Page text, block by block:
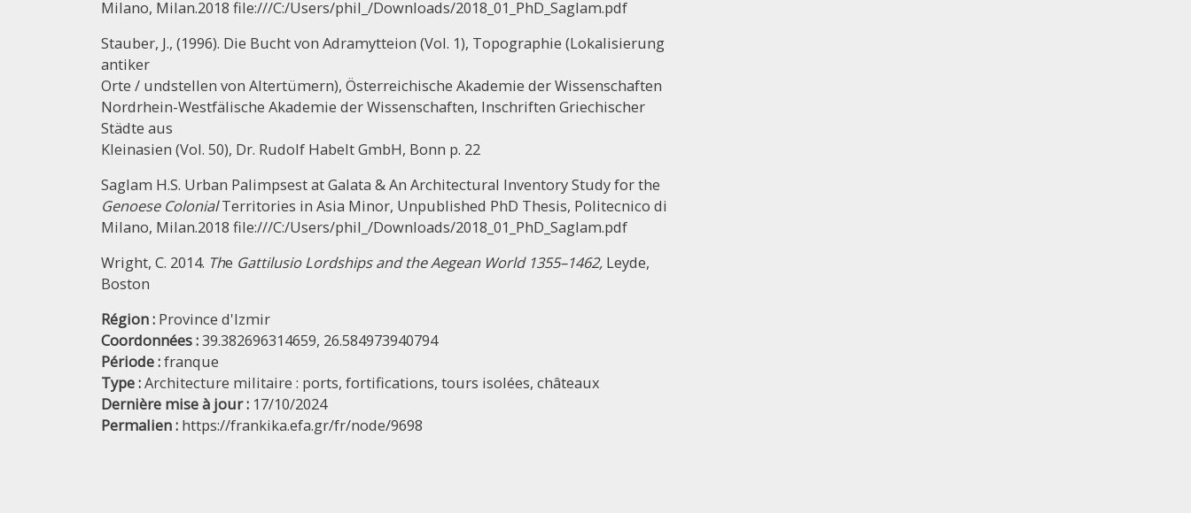
Milano, Milan.2018 file:///C:/Users/phil_/Downloads/2018_01_PhD_Saglam.pdf
Stauber, J., (1996). Die Bucht von Adramytteion (Vol. 1), Topographie (Lokalisierung
antiker
Orte / undstellen von Altertümern), Österreichische Akademie der Wissenschaften
Nordrhein-Westfälische Akademie der Wissenschaften, Inschriften Griechischer
Städte aus
Kleinasien (Vol. 50), Dr. Rudolf Habelt GmbH, Bonn p. 22
Saglam H.S. Urban Palimpsest at Galata & An Architectural Inventory Study for the
Genoese ColonialTerritories in Asia Minor, Unpublished PhD Thesis, Politecnico di
Milano, Milan.2018 file:///C:/Users/phil_/Downloads/2018_01_PhD_Saglam.pdf
Wright, C. 2014. The Gattilusio Lordships and the Aegean World 1355–1462, Leyde,
Boston
Région : Province d'Izmir
Coordonnées :39.382696314659, 26.584973940794
Période :franque
Type :Architecture militaire : ports, fortifications, tours isolées, châteaux
Dernière mise à jour : 17/10/2024
Permalien : https://frankika.efa.gr/fr/node/9698